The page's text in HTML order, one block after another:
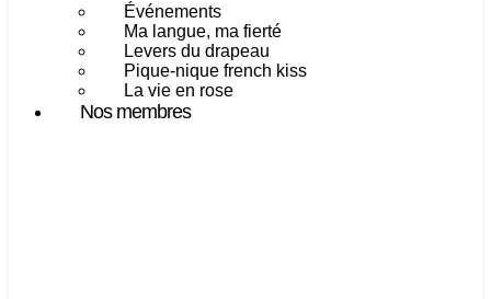
Événements
Ma langue, ma fierté
Levers du drapeau
Pique-nique french kiss
La vie en rose
Nos membres